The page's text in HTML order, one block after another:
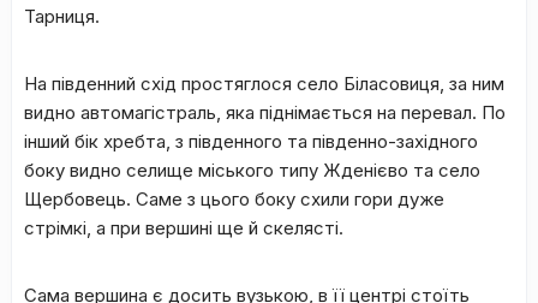
Тарниця.
На південний схід простяглося село Біласовиця, за ним
видно автомагістраль, яка піднімається на перевал. По
інший бік хребта, з південного та південно-західного
боку видно селище міського типу Жденієво та село
Щербовець. Саме з цього боку схили гори дуже
стрімкі, а при вершині ще й скелясті.
Сама вершина є досить вузькою, в її центрі стоїть